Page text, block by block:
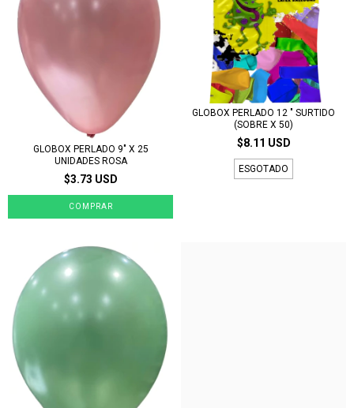
GLOBOX PERLADO 9" X 25
UNIDADES ROSA
$3.73 USD
GLOBOX PERLADO 12 " SURTIDO
(SOBRE X 50)
$8.11 USD
ESGOTADO